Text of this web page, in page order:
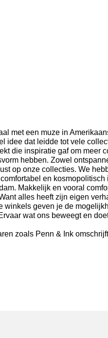
met een muze in
idee dat leidde tot vele
die inspiratie gaf om meer
hebben. Zowel
op onze collecties. We
en
Makkelijk en vooral
alles heeft zijn eigen
winkels geven je de
wat ons beweegt en
zoals Penn & Ink